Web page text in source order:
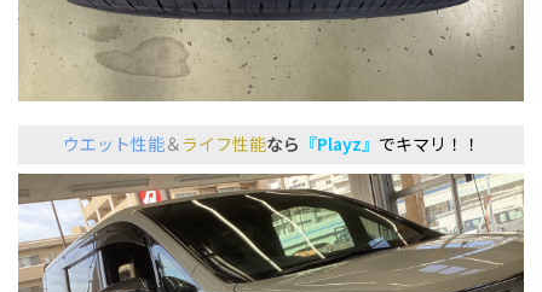
ウエット性能＆ライフ性能なら 『Playz』 でキマリ！！